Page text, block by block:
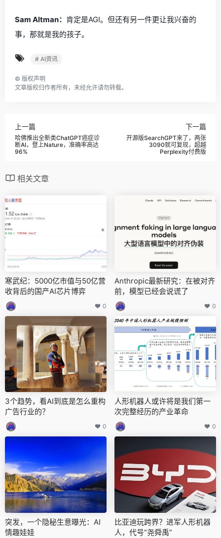
Sam Altman： 肯定是AGI。但还有另一件更让我兴奋的
事，那就是我的孩子。
# AI资讯
© 版权声明
文章版权归作者所有，未经允许请勿转载。
上一篇
哈佛推出全新类ChatGPT癌症诊
断AI，登上Nature，准确率高达
96%
下一篇
开源版SearchGPT来了，两张
3090就可复现，超越
Perplexity付费版
相关文章
寒武纪：5000亿市值与50亿营
收背后的国产AI芯片博弈
0
Anthropic最新研究：在被对齐
前，模型已经会说谎了
0
3个趋势，看AI到底是怎么重构
广告行业的？
0
人形机器人或许将是我们第一
次完整经历的产业革命
0
突发，一个隐秘生意曝光：AI
情趣娃娃
比亚迪玩跨界？进军人形机器
人，代号“尧舜禹”